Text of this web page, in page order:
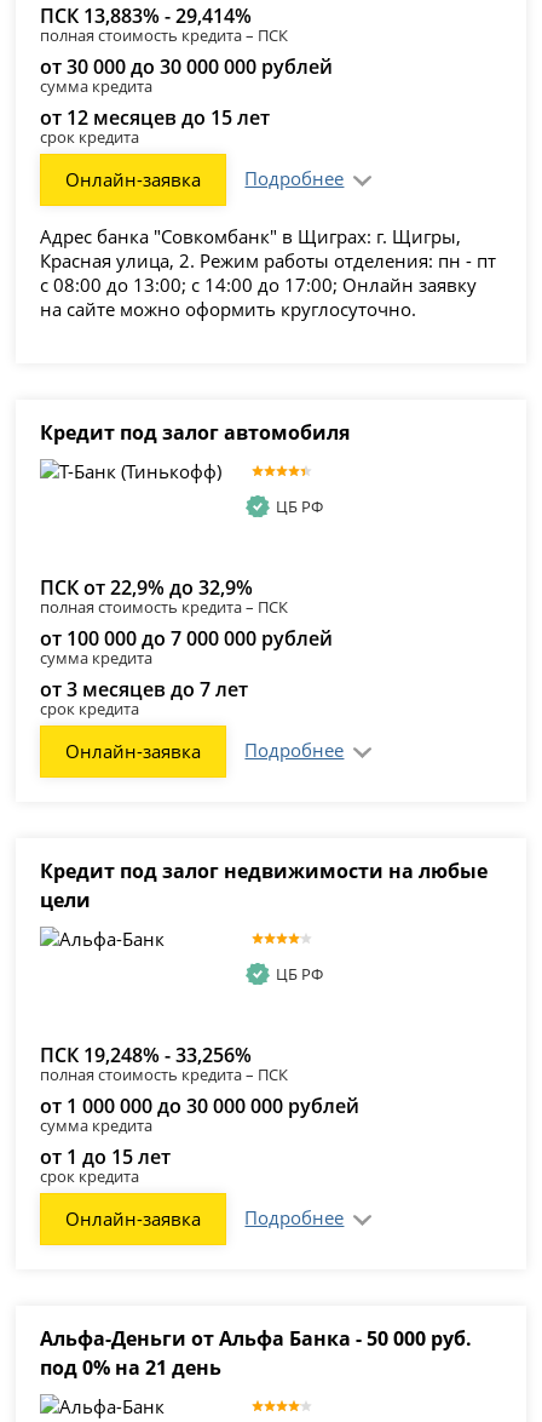
ПСК 13,883% - 29,414%
полная стоимость кредита – ПСК
от 30 000 до 30 000 000 рублей
сумма кредита
от 12 месяцев до 15 лет
срок кредита
Онлайн-заявка Подробнее
Адрес банка "Совкомбанк" в Щиграх: г. Щигры,
Красная улица, 2. Режим работы отделения: пн - пт
с 08:00 до 13:00; с 14:00 до 17:00; Онлайн заявку
на сайте можно оформить круглосуточно.
Кредит под залог автомобиля
ЦБ РФ
ПСК от 22,9% до 32,9%
полная стоимость кредита – ПСК
от 100 000 до 7 000 000 рублей
сумма кредита
от 3 месяцев до 7 лет
срок кредита
Онлайн-заявка Подробнее
Кредит под залог недвижимости на любые
цели
ЦБ РФ
ПСК 19,248% - 33,256%
полная стоимость кредита – ПСК
от 1 000 000 до 30 000 000 рублей
сумма кредита
от 1 до 15 лет
срок кредита
Онлайн-заявка Подробнее
Альфа-Деньги от Альфа Банка - 50 000 руб.
под 0% на 21 день